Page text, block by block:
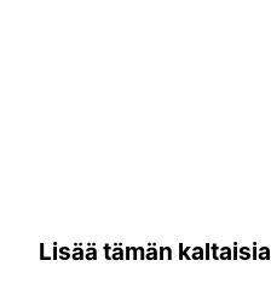
Lisää tämän kaltaisia